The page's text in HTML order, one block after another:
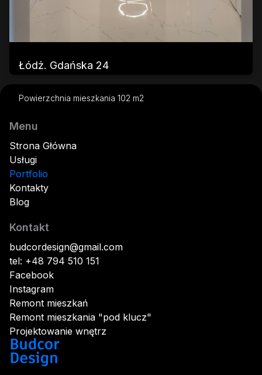
Łódż. Gdańska 24
Powierzchnia mieszkania 102 m2
Menu
Strona Główna
Usługi
Portfolio
Kontakty
Blog
Kontakt
budcordesign@gmail.com
tel: +48 794 510 151
Facebook
Instagram
Remont mieszkań
Remont mieszkania "pod klucz"
Projektowanie wnętrz